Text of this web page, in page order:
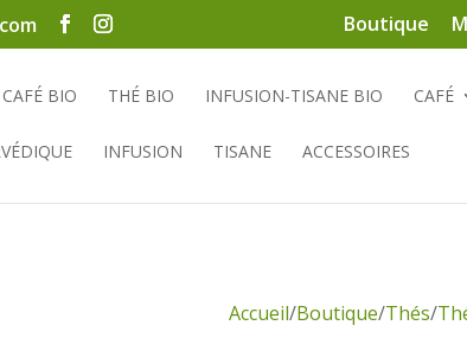
Boutique
CAFÉ BIO THÉ BIO INFUSION-TISANE BIO CAFÉ
INFUSION TISANE ACCESSOIRES
Accueil/Boutique/Thés/